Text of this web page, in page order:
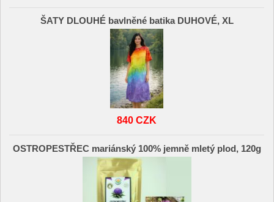
ŠATY DLOUHÉ bavlněné batika DUHOVÉ, XL
840 CZK
OSTROPESTŘEC mariánský 100% jemně mletý plod, 120g